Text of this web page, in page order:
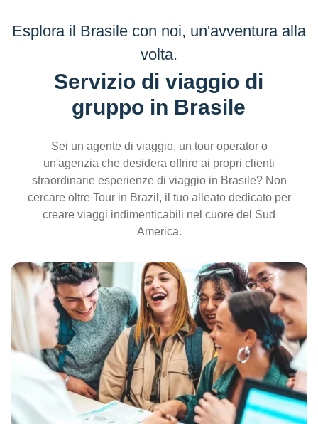
Esplora il Brasile con noi, un'avventura alla
volta.
Servizio di viaggio di
gruppo in Brasile
Sei un agente di viaggio, un tour operator o
un'agenzia che desidera offrire ai propri clienti
straordinarie esperienze di viaggio in Brasile? Non
cercare oltre Tour in Brazil, il tuo alleato dedicato per
creare viaggi indimenticabili nel cuore del Sud
America.